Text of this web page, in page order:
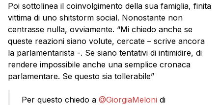
Poi sottolinea il coinvolgimento della sua famiglia, finita
vittima di uno shitstorm social. Nonostante non
centrasse nulla, ovviamente. “Mi chiedo anche se
queste reazioni siano volute, cercate – scrive ancora
la parlamentarista -. Se siano tentativi di intimidire, di
rendere impossibile anche una semplice cronaca
parlamentare. Se questo sia tollerabile”
Per questo chiedo a @GiorgiaMeloni di